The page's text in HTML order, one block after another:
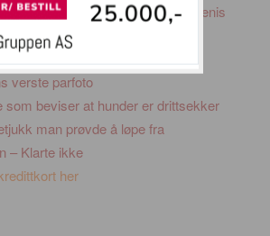
penis. Fikk mye mindre penis
du drømmemannen!
bildeserier her
verste parfoto
som beviser at hunder er drittsekker
man prøvde å løpe fra
– Klarte ikke
her